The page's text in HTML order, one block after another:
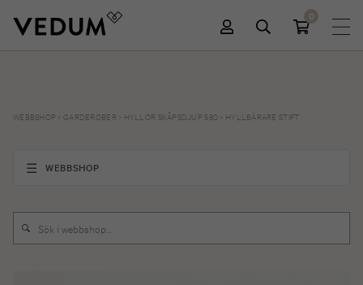
0
WEBBSHOP GARDEROBER HYLLOR SKÅPSDJUP 580 HYLLBÄRARE STIFT
WEBBSHOP